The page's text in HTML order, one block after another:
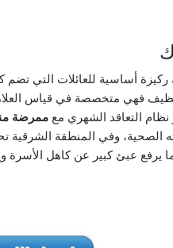
أساسية للعائلات التي
فهي متخصصة في قياس
نظام التعاقد الشهري مع ممرضة
الصحية، وفي المنطقة الشرقية
عبئ كبير عن كاهل الأسرة